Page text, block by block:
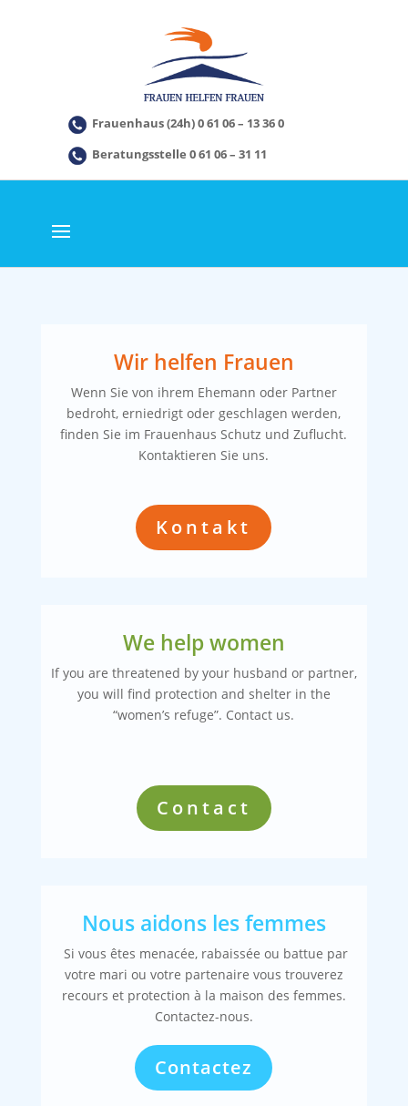
Frauenhaus (24h) 0 61 06 – 13 36 0
Beratungsstelle 0 61 06 – 31 11
Wir helfen Frauen
Wenn Sie von ihrem Ehemann oder Partner
bedroht, erniedrigt oder geschlagen werden,
finden Sie im Frauenhaus Schutz und Zuflucht.
Kontaktieren Sie uns.
Kontakt
We help women
If you are threatened by your husband or partner,
you will find protection and shelter in the
“women’s refuge”. Contact us.
Contact
Nous aidons les femmes
Si vous êtes menacée, rabaissée ou battue par
votre mari ou votre partenaire vous trouverez
recours et protection à la maison des femmes.
Contactez-nous.
Contactez